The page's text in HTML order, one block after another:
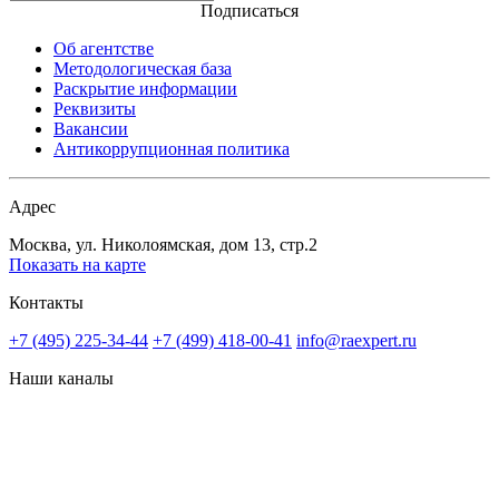
Подписаться
Об агентстве
Методологическая база
Раскрытие информации
Реквизиты
Вакансии
Антикоррупционная политика
Адрес
Москва, ул. Николоямская, дом 13, стр.2
Показать на карте
Контакты
+7 (495) 225-34-44 +7 (499) 418-00-41 info@raexpert.ru
Наши каналы